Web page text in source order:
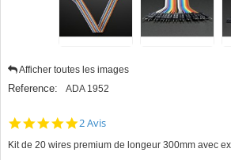
Afficher toutes les images
Reference: ADA 1952
5.0
rating
2 Avis
Kit de 20 wires premium de longeur 300mm avec